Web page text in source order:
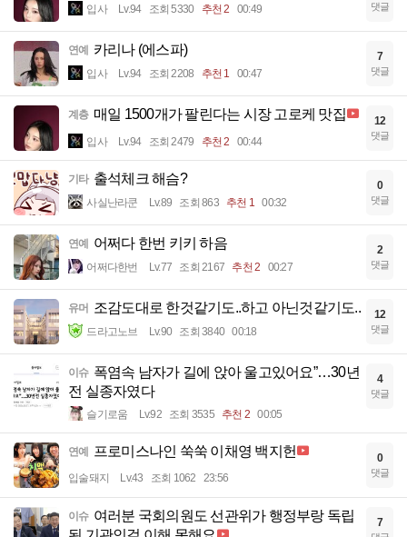
입사 Lv.94 조회 5330 추천 2 00:49 댓글
연예 카리나 (에스파)
입사 Lv.94 조회 2208 추천 1 00:47
7
댓글
계층 매일 1500개가 팔린다는 시장 고로케 맛집
입사 Lv.94 조회 2479 추천 2 00:44
12
댓글
기타 출석체크 해슴?
사실난라쿤 Lv.89 조회 863 추천 1 00:32
0
댓글
연예 어쩌다 한번 키키 하음
어쩌다한번 Lv.77 조회 2167 추천 2 00:27
2
댓글
유머 조감도대로 한것같기도..하고 아닌것같기도..
드라고노브 Lv.90 조회 3840 00:18
12
댓글
이슈 폭염속 남자가 길에 앉아 울고있어요”…30년
전 실종자였다
슬기로움 Lv.92 조회 3535 추천 2 00:05
4
댓글
연예 프로미스나인 쑥쑥 이채영 백지헌
입술돼지 Lv.43 조회 1062 23:56
0
댓글
이슈 여러분 국회의원도 선관위가 행정부랑 독립
7